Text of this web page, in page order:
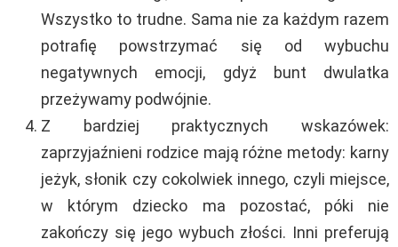
Wszystko to trudne. Sama nie za każdym razem
potrafię powstrzymać się od wybuchu
negatywnych emocji, gdyż bunt dwulatka
przeżywamy podwójnie.
Z bardziej praktycznych wskazówek:
zaprzyjaźnieni rodzice mają różne metody: karny
jeżyk, słonik czy cokolwiek innego, czyli miejsce,
w którym dziecko ma pozostać, póki nie
zakończy się jego wybuch złości. Inni preferują